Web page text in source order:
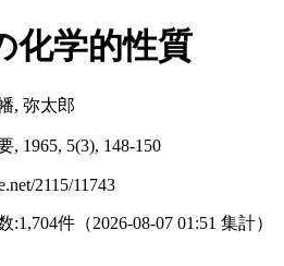
化学的性質
, 弥太郎
1965, 5(3), 148-150
2115/11743
:1,704件 （2026-08-07 01:51 集計）